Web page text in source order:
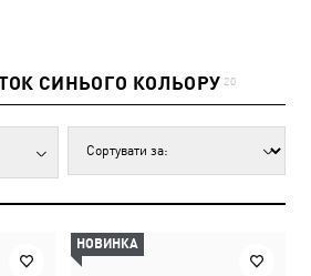
СИНЬОГО КОЛЬОРУ 20
НОВИНКА